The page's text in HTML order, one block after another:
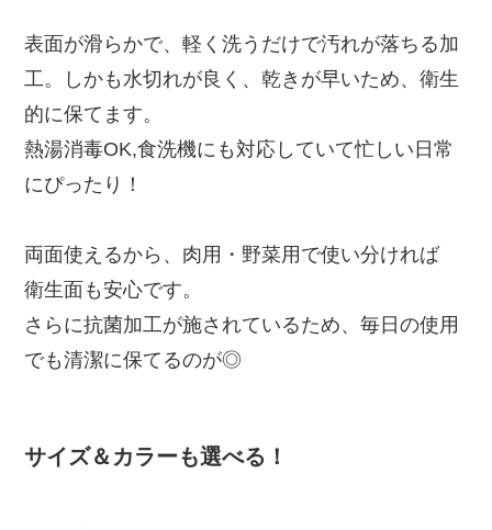
表面が滑らかで、軽く洗うだけで汚れが落ちる加
工。しかも水切れが良く、乾きが早いため、衛生
的に保てます。
熱湯消毒OK,食洗機にも対応していて忙しい日常
にぴったり！
両面使えるから、肉用・野菜用で使い分ければ
衛生面も安心です。
さらに抗菌加工が施されているため、毎日の使用
でも清潔に保てるのが◎
サイズ＆カラーも選べる！